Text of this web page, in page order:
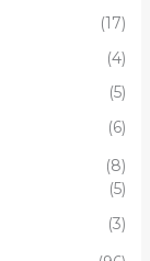
(17)
(4)
(5)
(6)
(8)
(5)
(3)